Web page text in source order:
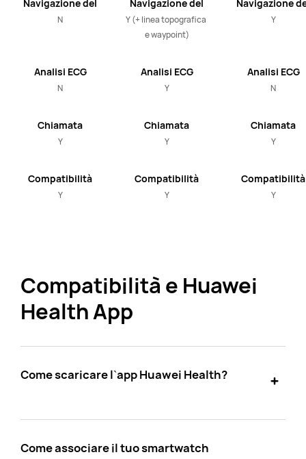
Navigazione del
Percorso con
N
Analisi ECG
N
Chiamata
Bluetooth
Y
Compatibilità
con iOS e
Y
Navigazione del
Percorso con
Mappa Offline
Y (+ linea topografica
e waypoint)
Analisi ECG
Y
Chiamata
Bluetooth
Y
Compatibilità
con iOS e
Y
Navigazione
Percorso con
Y
Analisi ECG
N
Chiamata
Bluetooth
Y
Compatibilità
con iOS e
Y
Compatibilità e Huawei
Health App
Come scaricare l`app Huawei Health?
Come associare il tuo smartwatch